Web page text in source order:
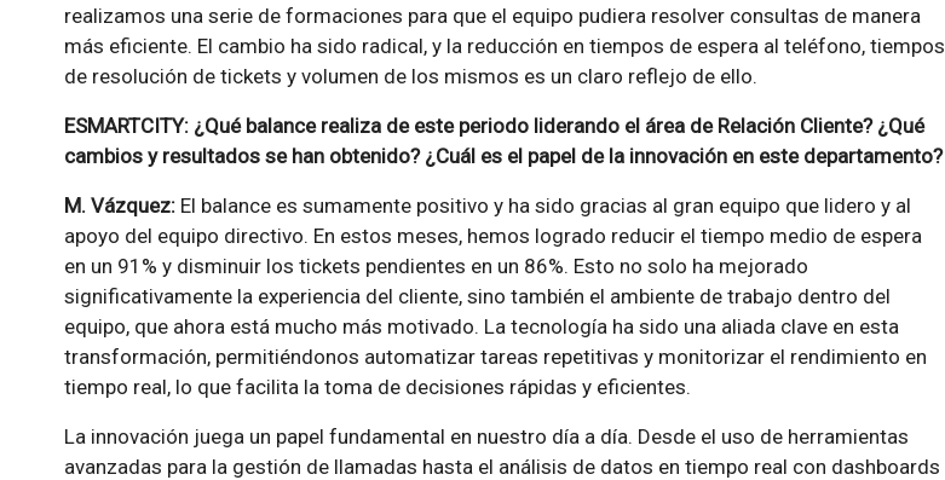
realizamos una serie de formaciones para que el equipo pudiera resolver consultas de manera
más eficiente. El cambio ha sido radical, y la reducción en tiempos de espera al teléfono, tiempos
de resolución de tickets y volumen de los mismos es un claro reflejo de ello.
ESMARTCITY: ¿Qué balance realiza de este periodo liderando el área de Relación Cliente? ¿Qué
cambios y resultados se han obtenido? ¿Cuál es el papel de la innovación en este departamento?
M. Vázquez:El balance es sumamente positivo y ha sido gracias al gran equipo que lidero y al
apoyo del equipo directivo. En estos meses, hemos logrado reducir el tiempo medio de espera
en un 91% y disminuir los tickets pendientes en un 86%. Esto no solo ha mejorado
significativamente la experiencia del cliente, sino también el ambiente de trabajo dentro del
equipo, que ahora está mucho más motivado. La tecnología ha sido una aliada clave en esta
transformación, permitiéndonos automatizar tareas repetitivas y monitorizar el rendimiento en
tiempo real, lo que facilita la toma de decisiones rápidas y eficientes.
La innovación juega un papel fundamental en nuestro día a día. Desde el uso de herramientas
avanzadas para la gestión de llamadas hasta el análisis de datos en tiempo real con dashboards